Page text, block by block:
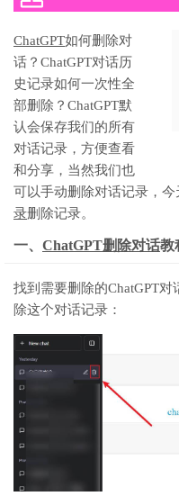
ChatGPT如何删除对
话？ChatGPT对话历
史记录如何一次性全
部删除？ChatGPT默
认会保存我们的所有
对话记录，方便查看
和分享，当然我们也
可以手动删除对话记录，
录删除记录。
一、 ChatGPT删除对话教
找到需要删除的ChatGPT
除这个对话记录：